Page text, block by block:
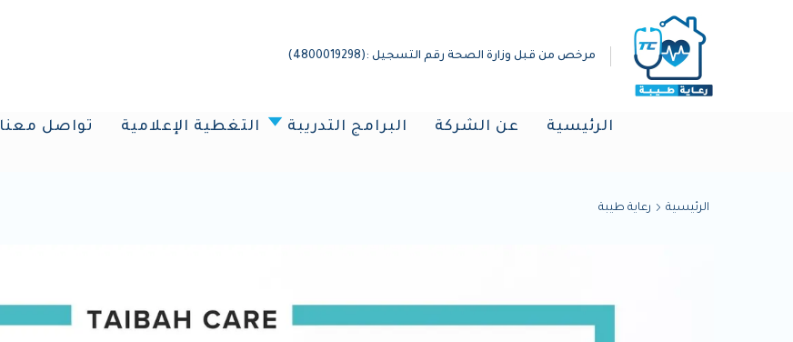
مرخص من قبل وزارة الصحة رقم التسجيل :(4800019298)
الرئيسية عن الشركة البرامج التدريبة التغطية الإعلامية تواصل معنا
الرئيسية رعاية طيبة